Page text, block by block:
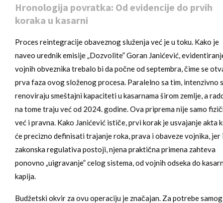
Hronologija povratka: Od evidencije do prvih
koraka u kasarni
Proces reintegracije obaveznog služenja već je u toku. Kako je
naveo urednik emisije „Dozvolite” Goran Janićević,
vojnih obveznika trebalo bi da počne od septembra, čime se
prva faza ovog složenog procesa. Paralelno sa tim, intenzivno
renoviraju smeštajni kapaciteti u kasarnama širom zemlje, a
na tome traju već od 2024. godine. Ova priprema nije samo
već i pravna. Kako Janićević ističe, prvi korak je usvajanje akta
će precizno definisati trajanje roka, prava i obaveze vojnika, jer
zakonska regulativa postoji, njena praktična primena zahteva
ponovno „uigravanje” celog sistema, od vojnih odseka do
kapija.
Budžetski okvir za ovu operaciju je značajan. Za potrebe samog